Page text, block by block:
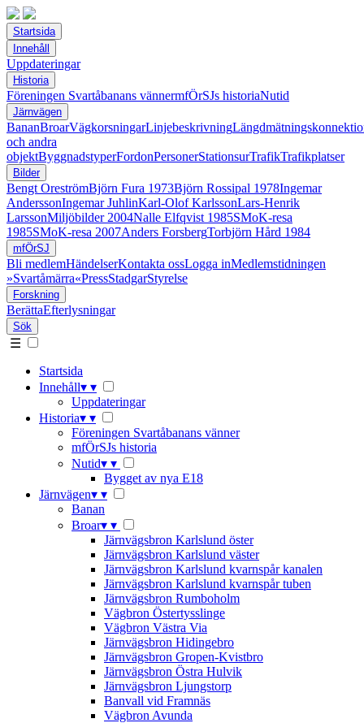
Startsida
Innehåll
Uppdateringar
Historia
Föreningen Svartåbanans vännermfÖrSJs historiaNutid
Järnvägen
BananBroarVägkorsningarLinjebeskrivning
och andra
objektByggnadstyperFordonPersonerStationsurTrafikTrafikplatser
Bilder
Bengt OreströmBjörn Fura 1973Björn Rossipal 1978Ingemar
AnderssonIngemar JuhlinKarl-Olof KarlssonLars-Henrik
LarssonMiljöbilder 2004Nalle Elfqvist 1985SMoK-resa
1985SMoK-resa 2007Anders ForsbergTorbjörn Hård 1984
mfÖrSJ
Bli medlemHändelserKontakta ossLogga inMedlemstidningen
»Svartåmärra«PressStadgarStyrelse
Forskning
BerättaEfterlysningar
Sök
☰
Startsida
Innehåll▾ ▾
Uppdateringar
Historia▾ ▾
Föreningen Svartåbanans vänner
mfÖrSJs historia
Nutid▾ ▾
Bygget av nya E18
Järnvägen▾ ▾
Banan
Broar▾ ▾
Järnvägsbron Karlslund öster
Järnvägsbron Karlslund väster
Järnvägsbron Karlslund kvarnspår kanalen
Järnvägsbron Karlslund kvarnspår tuben
Järnvägsbron Rumboholm
Vägbron Östertysslinge
Vägbron Västra Via
Järnvägsbron Hidingebro
Järnvägsbron Gropen-Kvistbro
Järnvägsbron Östra Hulvik
Järnvägsbron Ljungstorp
Banvall vid Framnäs
Vägbron Avunda